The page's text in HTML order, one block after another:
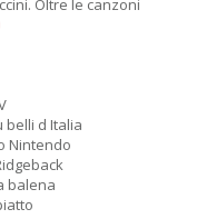
Oltre le canzoni
belli d Italia
Nintendo
balena